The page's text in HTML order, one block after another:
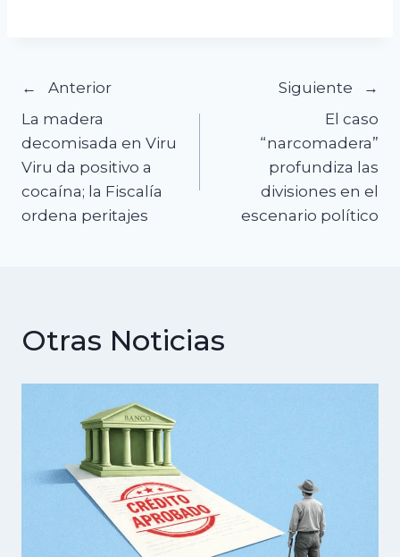
Navegación
de
entradas
Anterior
La madera
decomisada en Viru
Viru da positivo a
cocaína; la Fiscalía
ordena peritajes
Siguiente
El caso
“narcomadera”
profundiza las
divisiones en el
escenario político
Otras Noticias